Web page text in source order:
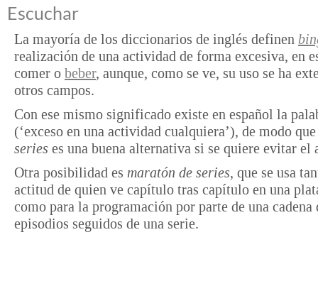
Escuchar
La mayoría de los diccionarios de inglés definen
realización de una actividad de forma excesiva, en
comer o beber, aunque, como se ve, su uso se ha
otros campos.
Con ese mismo significado existe en español la
(‘exceso en una actividad cualquiera’), de modo
series es una buena alternativa si se quiere evitar el
Otra posibilidad es maratón de series, que se usa
actitud de quien ve capítulo tras capítulo en una
como para la programación por parte de una cadena
episodios seguidos de una serie.